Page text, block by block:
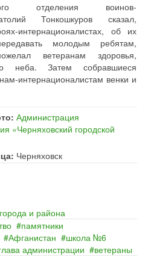
отделения воинов-
Тонкошкуров сказал,
интернационалистах, об их
молодым ребятам,
ветеранам здоровья,
неба. Затем собравшиеся
интернационалистам венки и
Администрация
«Черняховский городской
Черняховск
и района
памятники
Афганистан
школа №6
администрации ветераны